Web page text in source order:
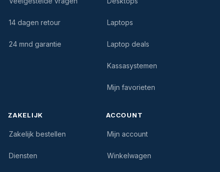
14 dagen retour
24 mnd garantie
Laptops
Laptop deals
Kassasystemen
Mijn favorieten
ZAKELIJK
Zakelijk bestellen
Diensten
ACCOUNT
Mijn account
Winkelwagen